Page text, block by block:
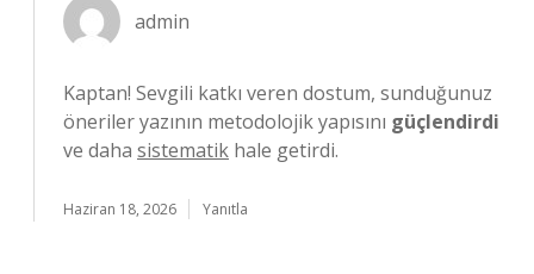
admin
Kaptan! Sevgili katkı veren dostum, sunduğunuz
öneriler yazının metodolojik yapısını güçlendirdi
ve daha sistematik hale getirdi.
Haziran 18, 2026 Yanıtla